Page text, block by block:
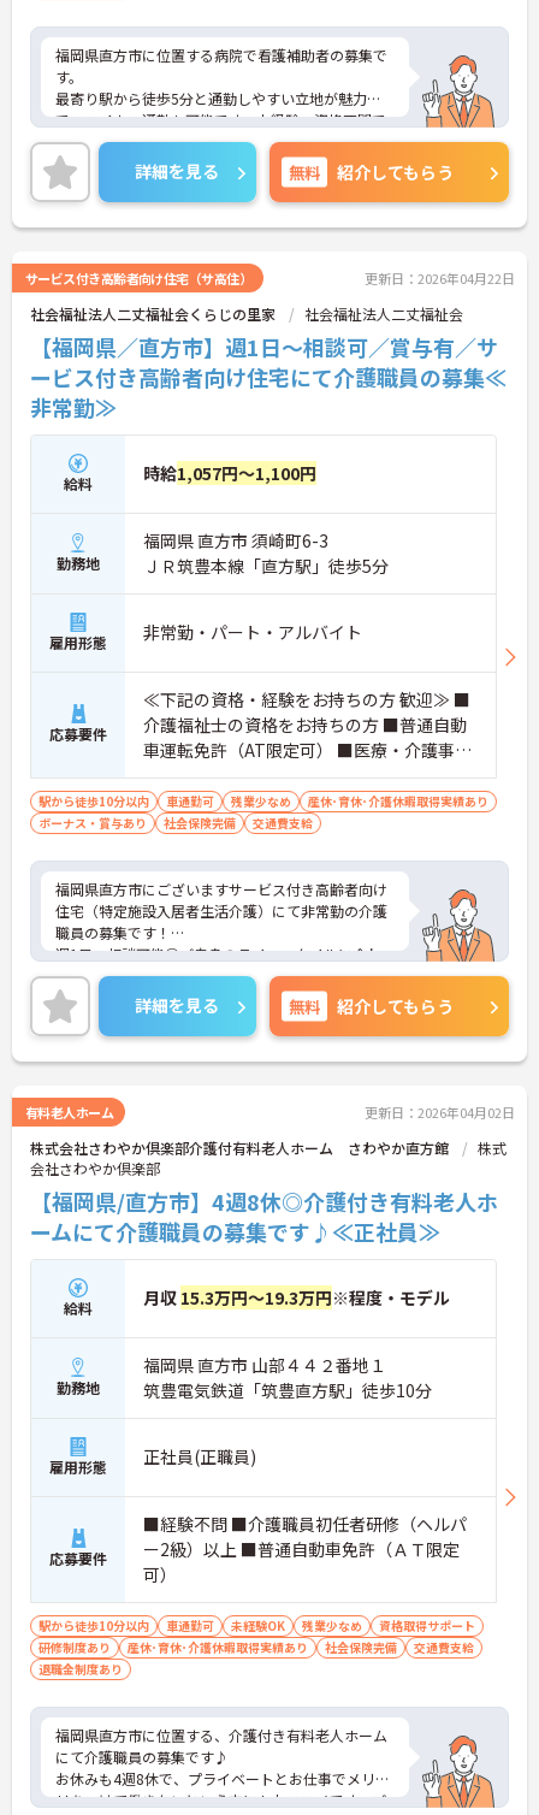
福岡県直方市に位置する病院で看護補助者の募集で
す。
最寄り駅から徒歩5分と通勤しやすい立地が魅力
で、マイカー通勤も可能です。未経験・資格不問で
応募可能なため、医療業界に初めてチャレンジした
い方にもおすすめです。主に入院患者の介護業務や
看護補助を担当していただき、医療現場でのサポー
ト役として活躍できます。時間外労働がなく、オン
オフのメリハリをつけて働ける点も魅力です。ま
安定した収入も期待できます。アットホームな雰囲
気の中で働ける環境が整っています。
ご興味のある方には、面接対策ポイントなどさらに
詳細をお話いたしますので、お気軽にご相談くださ
い。
詳細を見る 無料 紹介してもらう
サービス付き高齢者向け住宅（サ高住） 更新日：2026年04月22日
社会福祉法人二丈福祉会くらじの里家 社会福祉法人二丈福祉会
【福岡県／直方市】週1日～相談可／賞与有／サ
ービス付き高齢者向け住宅にて介護職員の募集≪
非常勤≫
給料 時給1,057円～1,100円
勤務地
福岡県 直方市 須崎町6-3
ＪＲ筑豊本線「直方駅」徒歩5分
雇用形態 非常勤・パート・アルバイト
応募要件
≪下記の資格・経験をお持ちの方 歓迎≫ ■
介護福祉士の資格をお持ちの方 ■普通自動
車運転免許（AT限定可） ■医療・介護事業
所での実務経験がある方
駅から徒歩10分以内 車通勤可 残業少なめ
産休･育休･介護休暇取得実績あり
ボーナス・賞与あり
社会保険完備 交通費支給
福岡県直方市にございますサービス付き高齢者向け
住宅（特定施設入居者生活介護）にて非常勤の介護
職員の募集です！
週1日～相談可能◎ご自身のライフスタイルに合わ
せてご就業いただけます◎
最寄り駅から徒歩5分！また無料駐車場も完備され
ているので、マイカー通勤も可能なので、通勤もラ
クラクです♪
ご興味ある方には、面接対策ポイントなど、さらに
い！
詳細を見る 無料 紹介してもらう
有料老人ホーム 更新日：2026年04月02日
株式会社さわやか倶楽部介護付有料老人ホーム さわやか直方館
株式
会社さわやか倶楽部
【福岡県/直方市】4週8休◎介護付き有料老人ホ
ームにて介護職員の募集です♪≪正社員≫
給料 月収 15.3万円～19.3万円※程度・モデル
勤務地
福岡県 直方市 山部４４２番地１
筑豊電気鉄道「筑豊直方駅」徒歩10分
雇用形態 正社員(正職員)
応募要件
■経験不問 ■介護職員初任者研修（ヘルパ
ー2級）以上 ■普通自動車免許（ＡＴ限定
可）
駅から徒歩10分以内 車通勤可 未経験OK 残業少なめ
資格取得サポート
研修制度あり
産休･育休･介護休暇取得実績あり 社会保険完備
交通費支給
退職金制度あり
福岡県直方市に位置する、介護付き有料老人ホーム
にて介護職員の募集です♪
お休みも4週8休で、プライベートとお仕事でメリハ
リをつけて働きたいという方にもおススメです。ご